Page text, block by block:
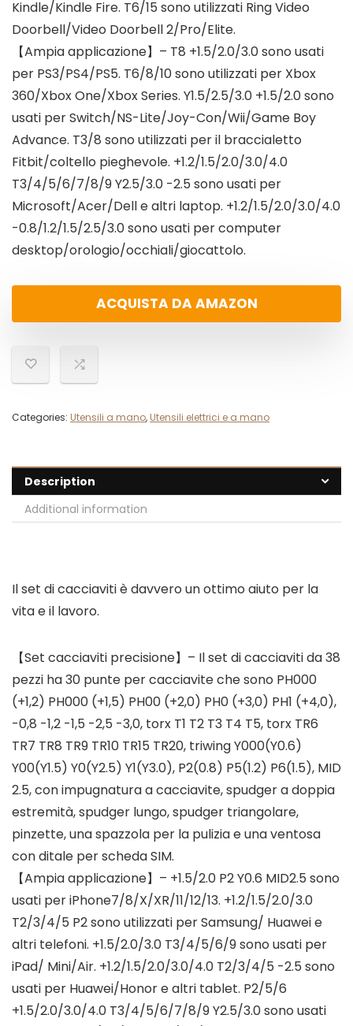
Kindle/Kindle Fire. T6/15 sono utilizzati Ring Video
Doorbell/Video Doorbell 2/Pro/Elite.
【Ampia applicazione】– T8 +1.5/2.0/3.0 sono usati
per PS3/PS4/PS5. T6/8/10 sono utilizzati per Xbox
360/Xbox One/Xbox Series. Y1.5/2.5/3.0 +1.5/2.0 sono
usati per Switch/NS-Lite/Joy-Con/Wii/Game Boy
Advance. T3/8 sono utilizzati per il braccialetto
Fitbit/coltello pieghevole. +1.2/1.5/2.0/3.0/4.0
T3/4/5/6/7/8/9 Y2.5/3.0 -2.5 sono usati per
Microsoft/Acer/Dell e altri laptop. +1.2/1.5/2.0/3.0/4.0
-0.8/1.2/1.5/2.5/3.0 sono usati per computer
desktop/orologio/occhiali/giocattolo.
ACQUISTA DA AMAZON
Categories: Utensili a mano, Utensili elettrici e a mano
Description
Additional information
Il set di cacciaviti è davvero un ottimo aiuto per la
vita e il lavoro.
【Set cacciaviti precisione】– Il set di cacciaviti da 38
pezzi ha 30 punte per cacciavite che sono PH000
(+1,2) PH000 (+1,5) PH00 (+2,0) PH0 (+3,0) PH1 (+4,0),
-0,8 -1,2 -1,5 -2,5 -3,0, torx T1 T2 T3 T4 T5, torx TR6
TR7 TR8 TR9 TR10 TR15 TR20, triwing Y000(Y0.6)
Y00(Y1.5) Y0(Y2.5) Y1(Y3.0), P2(0.8) P5(1.2) P6(1.5), MID
2.5, con impugnatura a cacciavite, spudger a doppia
estremità, spudger lungo, spudger triangolare,
pinzette, una spazzola per la pulizia e una ventosa
con ditale per scheda SIM.
【Ampia applicazione】– +1.5/2.0 P2 Y0.6 MID2.5 sono
usati per iPhone7/8/X/XR/11/12/13. +1.2/1.5/2.0/3.0
T2/3/4/5 P2 sono utilizzati per Samsung/ Huawei e
altri telefoni. +1.5/2.0/3.0 T3/4/5/6/9 sono usati per
iPad/ Mini/Air. +1.2/1.5/2.0/3.0/4.0 T2/3/4/5 -2.5 sono
usati per Huawei/Honor e altri tablet. P2/5/6
+1.5/2.0/3.0/4.0 T3/4/5/6/7/8/9 Y2.5/3.0 sono usati